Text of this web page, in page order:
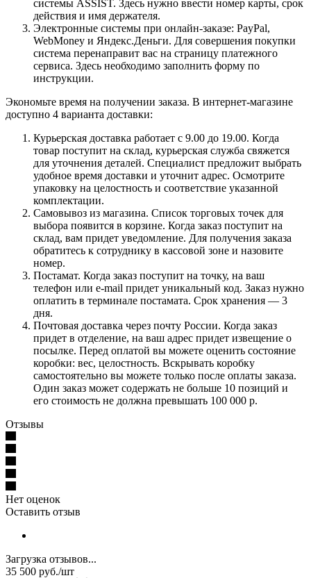
системы ASSIST. Здесь нужно ввести номер карты, срок
действия и имя держателя.
Электронные системы при онлайн-заказе: PayPal,
WebMoney и Яндекс.Деньги. Для совершения покупки
система перенаправит вас на страницу платежного
сервиса. Здесь необходимо заполнить форму по
инструкции.
Экономьте время на получении заказа. В интернет-магазине
доступно 4 варианта доставки:
Курьерская доставка работает с 9.00 до 19.00. Когда
товар поступит на склад, курьерская служба свяжется
для уточнения деталей. Специалист предложит выбрать
удобное время доставки и уточнит адрес. Осмотрите
упаковку на целостность и соответствие указанной
комплектации.
Самовывоз из магазина. Список торговых точек для
выбора появится в корзине. Когда заказ поступит на
склад, вам придет уведомление. Для получения заказа
обратитесь к сотруднику в кассовой зоне и назовите
номер.
Постамат. Когда заказ поступит на точку, на ваш
телефон или e-mail придет уникальный код. Заказ нужно
оплатить в терминале постамата. Срок хранения — 3
дня.
Почтовая доставка через почту России. Когда заказ
придет в отделение, на ваш адрес придет извещение о
посылке. Перед оплатой вы можете оценить состояние
коробки: вес, целостность. Вскрывать коробку
самостоятельно вы можете только после оплаты заказа.
Один заказ может содержать не больше 10 позиций и
его стоимость не должна превышать 100 000 р.
Отзывы
Нет оценок
Оставить отзыв
Загрузка отзывов...
35 500 руб./шт